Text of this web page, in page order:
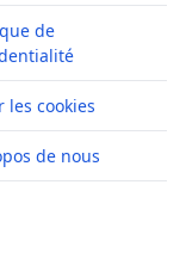
de
les cookies
de nous